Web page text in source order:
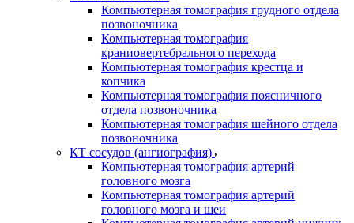
Компьютерная томография грудного отдела
позвоночника
Компьютерная томография
краниовертебрального перехода
Компьютерная томография крестца и
копчика
Компьютерная томография поясничного
отдела позвоночника
Компьютерная томография шейного отдела
позвоночника
КТ сосудов (ангиография)
Компьютерная томография артерий
головного мозга
Компьютерная томография артерий
головного мозга и шеи